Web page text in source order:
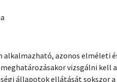
alkalmazható, azonos elméleti
vizsgálni kell
állapotok ellátását sokszor